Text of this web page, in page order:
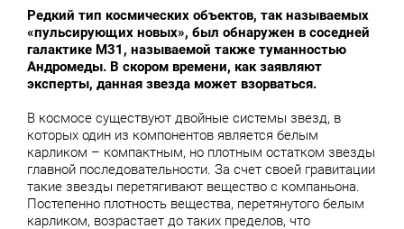
Редкий тип космических объектов, так называемых
«пульсирующих новых», был обнаружен в соседней
галактике М31, называемой также туманностью
Андромеды. В скором времени, как заявляют
эксперты, данная звезда может взорваться.
В космосе существуют двойные системы звезд, в
которых один из компонентов является белым
карликом – компактным, но плотным остатком звезды
главной последовательности. За счет своей гравитации
такие звезды перетягивают вещество с компаньона.
Постепенно плотность вещества, перетянутого белым
карликом, возрастает до таких пределов, что